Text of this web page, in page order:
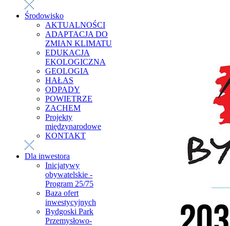
Środowisko
AKTUALNOŚCI
ADAPTACJA DO
ZMIAN KLIMATU
EDUKACJA
EKOLOGICZNA
GEOLOGIA
HAŁAS
ODPADY
POWIETRZE
ZACHEM
Projekty
międzynarodowe
KONTAKT
Dla inwestora
Inicjatywy
obywatelskie -
Program 25/75
Baza ofert
inwestycyjnych
Bydgoski Park
Przemysłowo-